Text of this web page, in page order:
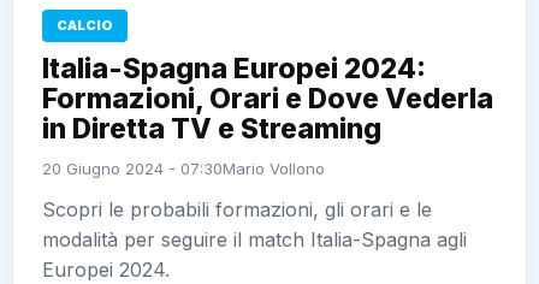
CALCIO
Italia-Spagna Europei 2024:
Formazioni, Orari e Dove Vederla
in Diretta TV e Streaming
20 Giugno 2024 - 07:30Mario Vollono
Scopri le probabili formazioni, gli orari e le
modalità per seguire il match Italia-Spagna agli
Europei 2024.